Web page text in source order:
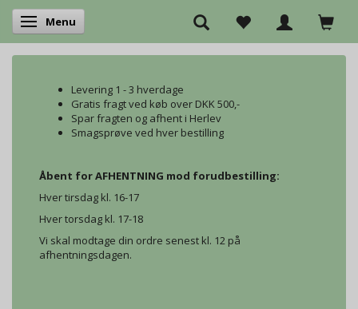
Skifte navigation
Menu
Levering 1 - 3 hverdage
Gratis fragt ved køb over DKK 500,-
Spar fragten og afhent i Herlev
Smagsprøve ved hver bestilling
Åbent for AFHENTNING mod forudbestilling:
Hver tirsdag kl. 16-17
Hver torsdag kl. 17-18
Vi skal modtage din ordre senest kl. 12 på
afhentningsdagen.